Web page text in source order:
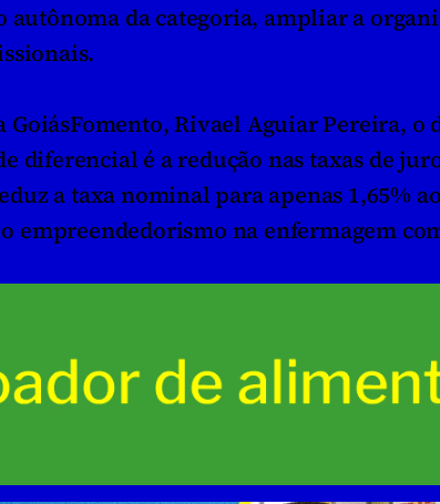
autônoma da categoria, ampliar a
GoiásFomento, Rivael Aguiar Pereira, o
diferencial é a redução nas taxas de
a taxa nominal para apenas 1,65%
na enfermagem